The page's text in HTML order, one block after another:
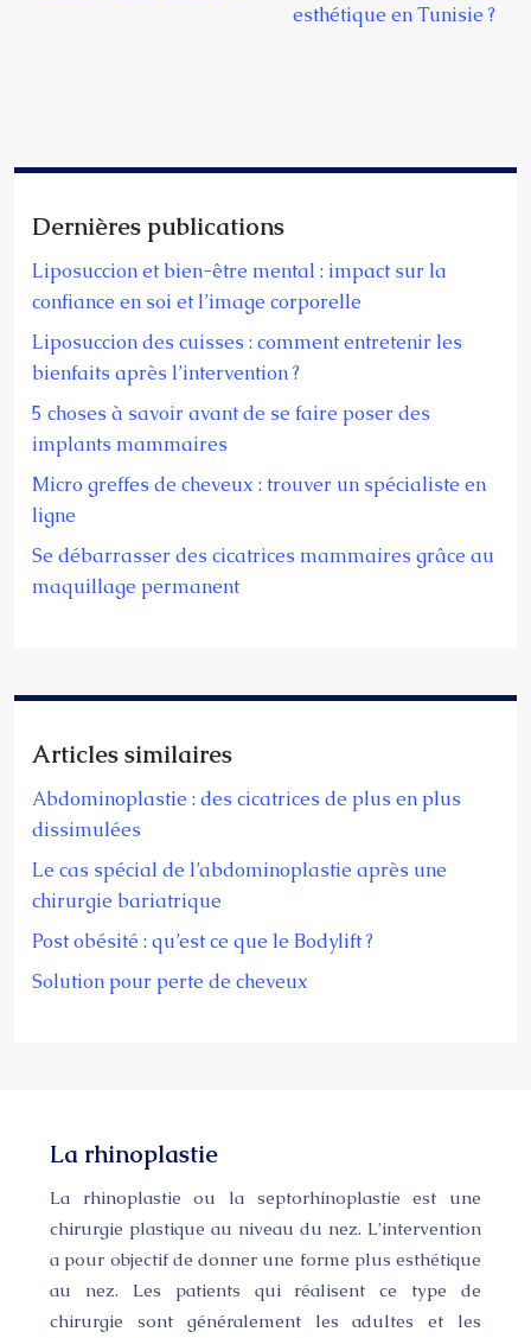
esthétique en Tunisie ?
Dernières publications
Liposuccion et bien-être mental : impact sur la
confiance en soi et l’image corporelle
Liposuccion des cuisses : comment entretenir les
bienfaits après l’intervention ?
5 choses à savoir avant de se faire poser des
implants mammaires
Micro greffes de cheveux : trouver un spécialiste en
ligne
Se débarrasser des cicatrices mammaires grâce au
maquillage permanent
Articles similaires
Abdominoplastie : des cicatrices de plus en plus
dissimulées
Le cas spécial de l’abdominoplastie après une
chirurgie bariatrique
Post obésité : qu’est ce que le Bodylift ?
Solution pour perte de cheveux
La rhinoplastie
La rhinoplastie ou la septorhinoplastie est une
chirurgie plastique au niveau du nez. L’intervention
a pour objectif de donner une forme plus esthétique
au nez. Les patients qui réalisent ce type de
chirurgie sont généralement les adultes et les